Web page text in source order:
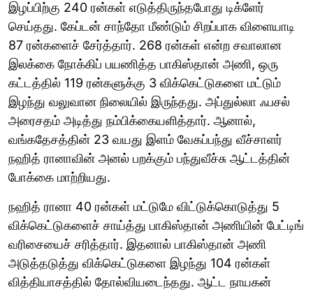
இழப்பிற்கு 240 ரன்கள் எடுத்திருந்தபோது டிக்ளேர்
செய்தது. கேப்டன் சாந்தோ மீண்டும் சிறப்பாக விளையாடி
87 ரன்களைச் சேர்த்தார். 268 ரன்கள் என்ற சவாலான
இலக்கை நோக்கிப் பயணித்த பாகிஸ்தான் அணி, ஒரு
கட்டத்தில் 119 ரன்களுக்கு 3 விக்கெட்டுகளை மட்டும்
இழந்து வலுவான நிலையில் இருந்தது. அப்துல்லா ஃபசல்
அரைசதம் அடித்து நம்பிக்கையளித்தார். ஆனால்,
வங்கதேசத்தின் 23 வயது இளம் வேகப்பந்து வீச்சாளர்
நஹித் ரானாவின் அனல் பறக்கும் பந்துவீச்சு ஆட்டத்தின்
போக்கை மாற்றியது.
நஹித் ரானா 40 ரன்கள் மட்டுமே விட்டுக்கொடுத்து 5
விக்கெட்டுகளைச் சாய்த்து பாகிஸ்தான் அணியின் பேட்டிங்
வரிசையைச் சரித்தார். இதனால் பாகிஸ்தான் அணி
அடுத்தடுத்து விக்கெட்டுகளை இழந்து 104 ரன்கள்
வித்தியாசத்தில் தோல்வியடைந்தது. ஆட்ட நாயகன்